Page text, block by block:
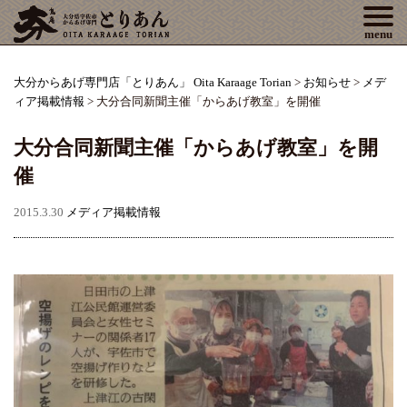
menu
大分からあげ専門店「とりあん」 Oita Karaage Torian > お知らせ > メデ
ィア掲載情報 > 大分合同新聞主催「からあげ教室」を開催
大分合同新聞主催「からあげ教室」を開
催
2015.3.30 メディア掲載情報